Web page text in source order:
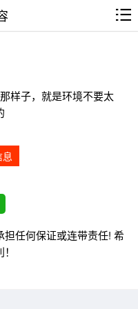
样子，就是环境不要太
任何保证或连带责任! 希